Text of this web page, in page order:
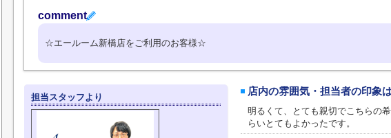
comment
☆エールーム新橋店をご利用のお客様☆
担当スタッフより
店内の雰囲気・担当者の印象
明るくて、とても親切でこちらの
らいとてもよかったです。